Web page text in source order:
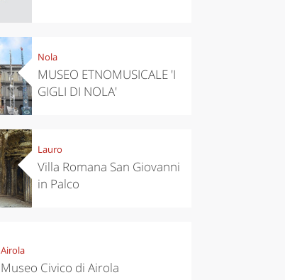
Nola
MUSEO ETNOMUSICALE 'I
GIGLI DI NOLA'
Lauro
Villa Romana San Giovanni
in Palco
Airola
Museo Civico di Airola